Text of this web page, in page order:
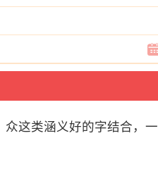
这类涵义好的字结合，一